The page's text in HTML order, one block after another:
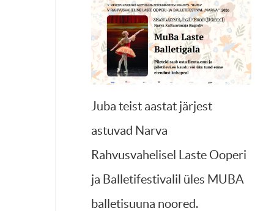
Juba teist aastat järjest
astuvad Narva
Rahvusvahelisel Laste Ooperi
ja Balletifestivalil üles MUBA
balletisuuna noored.